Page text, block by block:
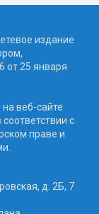
издание
от 25 января
веб-сайте
с
праве и
д. 2Б, 7